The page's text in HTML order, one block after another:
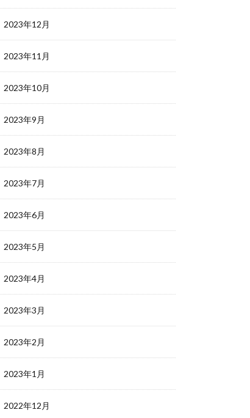
2023年12月
2023年11月
2023年10月
2023年9月
2023年8月
2023年7月
2023年6月
2023年5月
2023年4月
2023年3月
2023年2月
2023年1月
2022年12月